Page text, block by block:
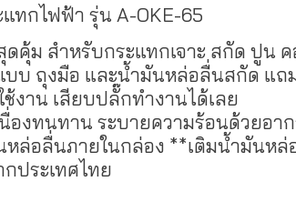
ทกไฟฟ้า รุ่น A-OKE-65
คุ้ม สำหรับกระแทกเจาะ สกัด ปูน
บบ ถุงมือ และน้ำมันหล่อลื่นสกัด แถ
งาน เสียบปลั๊กทำงานได้เลย
องทนทาน ระบายความร้อนด้วยอา
ล่อลื่นภายในกล่อง **เติมน้ำมันหล่
ประเทศไทย